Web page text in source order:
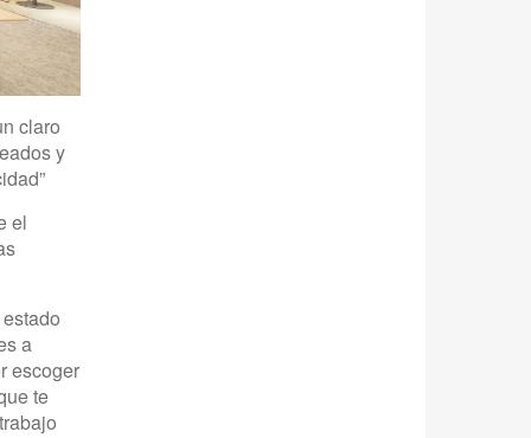
claro
y
el
a
escoger
te